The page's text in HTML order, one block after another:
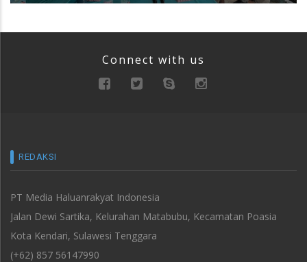
Connect with us
REDAKSI
PT Media Haluanrakyat Indonesia
Jalan Dewi Sartika, Kelurahan Matabubu, Kecamatan Poasia
Kota Kendari, Sulawesi Tenggara
(+62) 857 56147990